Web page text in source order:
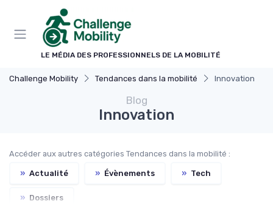
LE MÉDIA DES PROFESSIONNELS DE LA MOBILITÉ
Challenge Mobility Tendances dans la mobilité Innovation
Blog
Innovation
Accéder aux autres catégories Tendances dans la mobilité :
» Actualité » Évènements » Tech
» Dossiers
Panneau de gestion des cookies